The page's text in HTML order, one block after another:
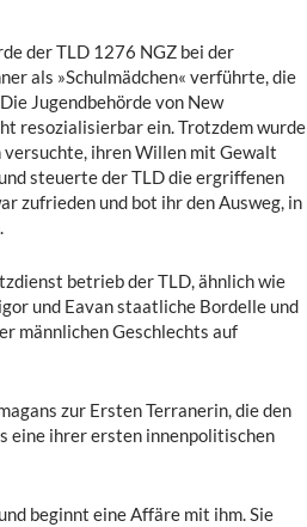
der TLD 1276 NGZ bei der
als »Schulmädchen« verführte, die
Jugendbehörde von New
resozialisierbar ein. Trotzdem wurde
ihren Willen mit Gewalt
steuerte der TLD die ergriffenen
zufrieden und bot ihr den Ausweg, in
betrieb der TLD, ähnlich wie
und Eavan staatliche Bordelle und
männlichen Geschlechts auf
zur Ersten Terranerin, die den
eine ihrer ersten innenpolitischen
beginnt eine Affäre mit ihm. Sie